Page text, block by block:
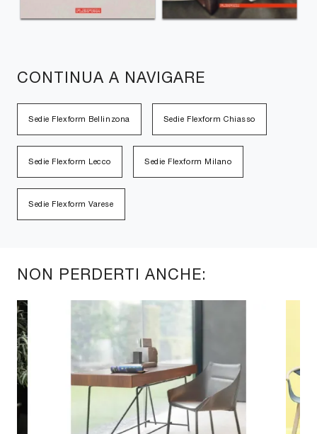
CONTINUA A NAVIGARE
Sedie Flexform Bellinzona Sedie Flexform Chiasso
Sedie Flexform Lecco Sedie Flexform Milano
Sedie Flexform Varese
NON PERDERTI ANCHE: